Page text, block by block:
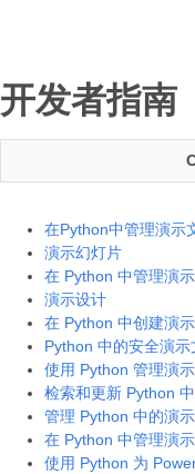
开发者指南
在Python中管理演示
演示幻灯片
在 Python 中管理演
演示设计
在 Python 中创建演
Python 中的安全演示
使用 Python 管理演
检索和更新 Python
管理 Python 中的演
在 Python 中管理演
使用 Python 为